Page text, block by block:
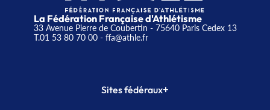
La Fédération Française d'Athlétisme
33 Avenue Pierre de Coubertin - 75640 Paris Cedex 13
T.01 53 80 70 00- ffa@athle.fr
Sites fédéraux+